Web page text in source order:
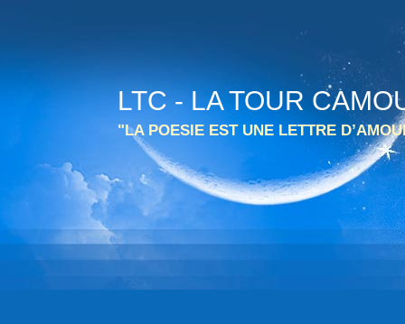
LTC - LA TOUR
"LA POESIE EST UNE LETTRE